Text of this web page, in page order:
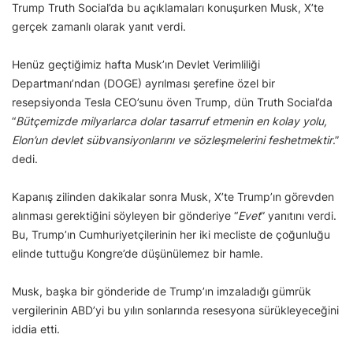
Trump Truth Social’da bu açıklamaları konuşurken Musk, X’te
gerçek zamanlı olarak yanıt verdi.
Henüz geçtiğimiz hafta Musk’ın Devlet Verimliliği
Departmanı’ndan (DOGE) ayrılması şerefine özel bir
resepsiyonda Tesla CEO’sunu öven Trump, dün Truth Social’da
“Bütçemizde milyarlarca dolar tasarruf etmenin en kolay yolu,
Elon’un devlet sübvansiyonlarını ve sözleşmelerini feshetmektir.”
dedi.
Kapanış zilinden dakikalar sonra Musk, X’te Trump’ın görevden
alınması gerektiğini söyleyen bir gönderiye “Evet” yanıtını verdi.
Bu, Trump’ın Cumhuriyetçilerinin her iki mecliste de çoğunluğu
elinde tuttuğu Kongre’de düşünülemez bir hamle.
Musk, başka bir gönderide de Trump’ın imzaladığı gümrük
vergilerinin ABD’yi bu yılın sonlarında resesyona sürükleyeceğini
iddia etti.